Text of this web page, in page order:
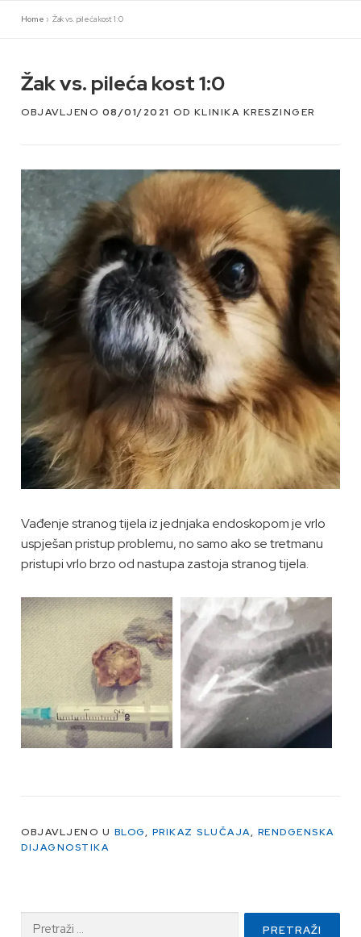
Home »Žak vs. pileća kost 1:0
Žak vs. pileća kost 1:0
OBJAVLJENO 08/01/2021 OD KLINIKA KRESZINGER
Vađenje stranog tijela iz jednjaka endoskopom je vrlo
uspješan pristup problemu, no samo ako se tretmanu
pristupi vrlo brzo od nastupa zastoja stranog tijela.
OBJAVLJENO U BLOG, PRIKAZ SLUČAJA, RENDGENSKA
DIJAGNOSTIKA
Pretraži: